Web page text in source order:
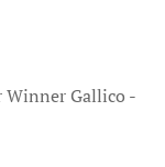
Winner Gallico -